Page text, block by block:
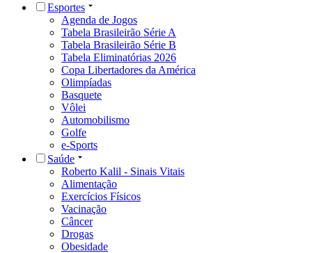
Esportes
Agenda de Jogos
Tabela Brasileirão Série A
Tabela Brasileirão Série B
Tabela Eliminatórias 2026
Copa Libertadores da América
Olimpíadas
Basquete
Vôlei
Automobilismo
Golfe
e-Sports
Saúde
Roberto Kalil - Sinais Vitais
Alimentação
Exercícios Físicos
Vacinação
Câncer
Drogas
Obesidade